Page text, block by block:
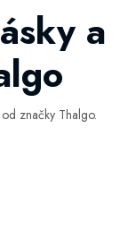
a
značky Thalgo.